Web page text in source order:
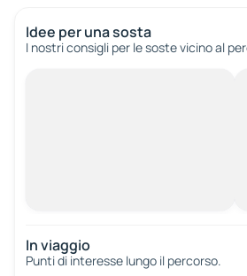
Idee per una sosta
I nostri consigli per le soste vicino al
In viaggio
Punti di interesse lungo il percorso.